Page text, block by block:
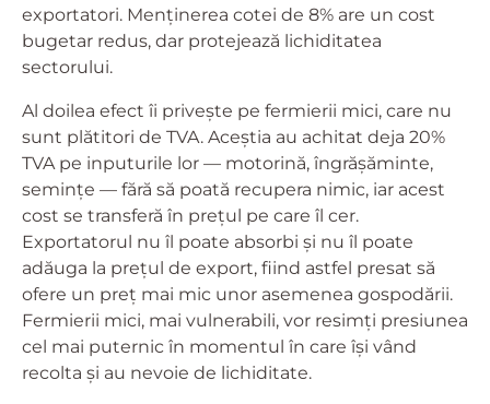
exportatori. Menținerea cotei de 8% are un cost
bugetar redus, dar protejează lichiditatea
sectorului.
Al doilea efect îi privește pe fermierii mici, care nu
sunt plătitori de TVA. Aceștia au achitat deja 20%
TVA pe inputurile lor — motorină, îngrășăminte,
semințe — fără să poată recupera nimic, iar acest
cost se transferă în prețul pe care îl cer.
Exportatorul nu îl poate absorbi și nu îl poate
adăuga la prețul de export, fiind astfel presat să
ofere un preț mai mic unor asemenea gospodării.
Fermierii mici, mai vulnerabili, vor resimți presiunea
cel mai puternic în momentul în care își vând
recolta și au nevoie de lichiditate.